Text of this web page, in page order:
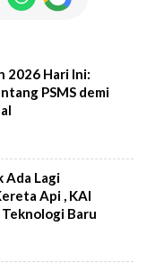
2026 Hari Ini:
PSMS demi
Ada Lagi
Api , KAI
Baru